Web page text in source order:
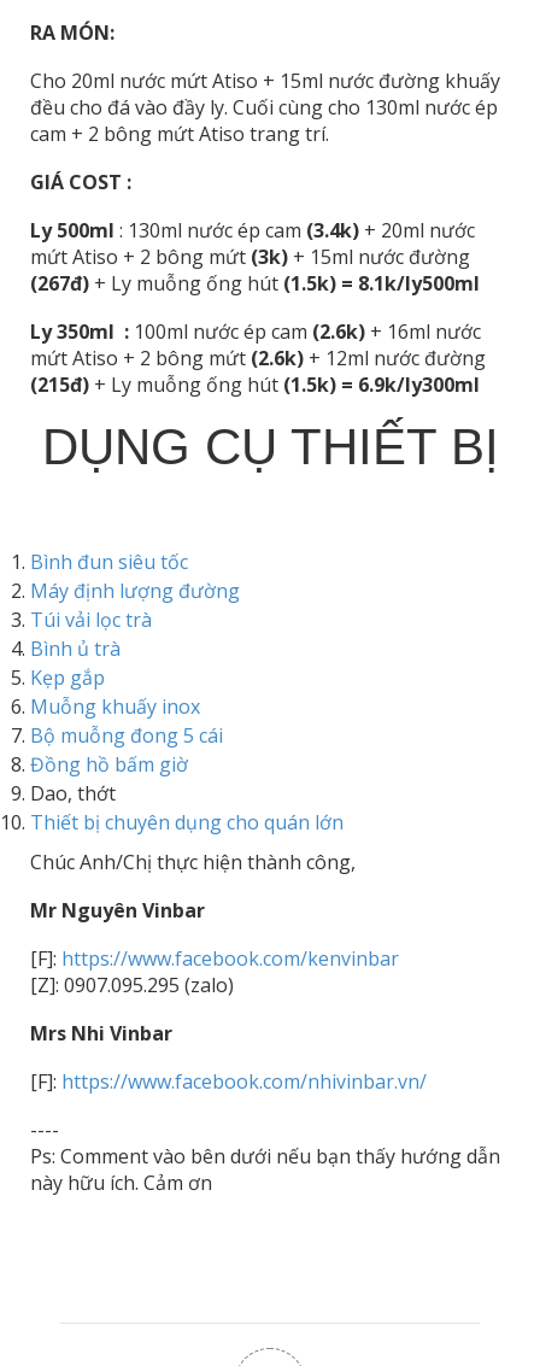
RA MÓN:
Cho 20ml nước mứt Atiso + 15ml nước đường khuấy
đều cho đá vào đầy ly. Cuối cùng cho 130ml nước ép
cam + 2 bông mứt Atiso trang trí.
GIÁ COST :
Ly 500ml : 130ml nước ép cam (3.4k) + 20ml nước
mứt Atiso + 2 bông mứt (3k) + 15ml nước đường
(267đ) + Ly muỗng ống hút (1.5k) = 8.1k/ly500ml
Ly 350ml : 100ml nước ép cam (2.6k) + 16ml nước
mứt Atiso + 2 bông mứt (2.6k) + 12ml nước đường
(215đ) + Ly muỗng ống hút (1.5k) = 6.9k/ly300ml
DỤNG CỤ THIẾT BỊ
Bình đun siêu tốc
Máy định lượng đường
Túi vải lọc trà
Bình ủ trà
Kẹp gắp
Muỗng khuấy inox
Bộ muỗng đong 5 cái
Đồng hồ bấm giờ
Dao, thớt
Thiết bị chuyên dụng cho quán lớn
Chúc Anh/Chị thực hiện thành công,
Mr Nguyên Vinbar
[F]: https://www.facebook.com/kenvinbar
[Z]: 0907.095.295 (zalo)
Mrs Nhi Vinbar
[F]: https://www.facebook.com/nhivinbar.vn/
----
Ps: Comment vào bên dưới nếu bạn thấy hướng dẫn
này hữu ích. Cảm ơn